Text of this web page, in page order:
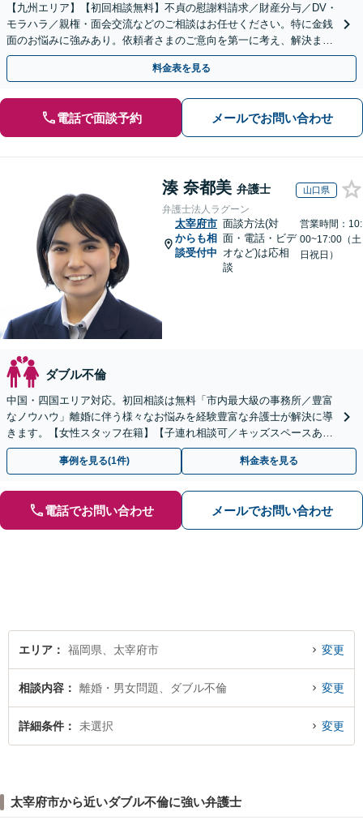
【九州エリア】【初回相談無料】不貞の慰謝料請求／財産分与／DV・
モラハラ／親権・面会交流などのご相談はお任せください。特に金銭
面のお悩みに強みあり。依頼者さまのご意向を第一に考え、解決まで
サポート【子連れ相談】【休日相談可】
料金表を見る
電話で面談予約 メールでお問い合わせ
湊 奈都美 弁護士 山口県
弁護士法人ラグーン
太宰府市
からも相
談受付中
面談方法(対
面・電話・ビデ
オなど)は応相
談
営業時間：10:
00~17:00（土
日祝日）
ダブル不倫
中国・四国エリア対応。初回相談は無料「市内最大級の事務所／豊富
なノウハウ」離婚に伴う様々なお悩みを経験豊富な弁護士が解決に導
きます。【女性スタッフ在籍】【子連れ相談可／キッズスペースあ
り】【休日・夜間相談可】
事例を見る(1件) 料金表を見る
電話でお問い合わせ メールでお問い合わせ
エリア 福岡県、太宰府市 変更
相談内容 離婚・男女問題、ダブル不倫 変更
詳細条件 未選択 変更
太宰府市から近いダブル不倫に強い弁護士